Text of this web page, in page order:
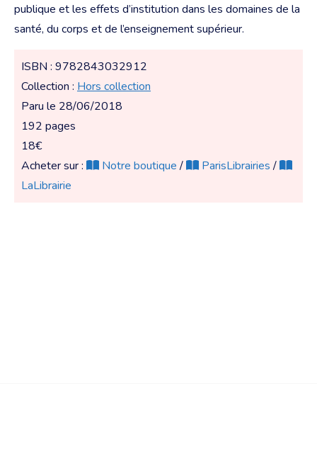
publique et les effets d’institution dans les domaines de la
santé, du corps et de l’enseignement supérieur.
ISBN : 9782843032912
Collection : Hors collection
Paru le 28/06/2018
192 pages
18€
Acheter sur :
Notre boutique/ ParisLibrairies/
LaLibrairie